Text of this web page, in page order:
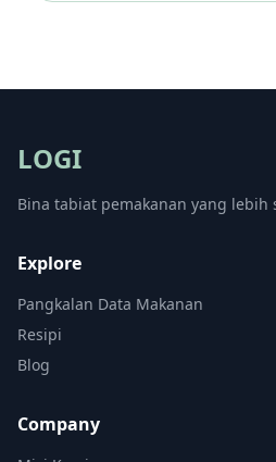
LOGI
Bina tabiat pemakanan yang lebih
Explore
Pangkalan Data Makanan
Resipi
Blog
Company